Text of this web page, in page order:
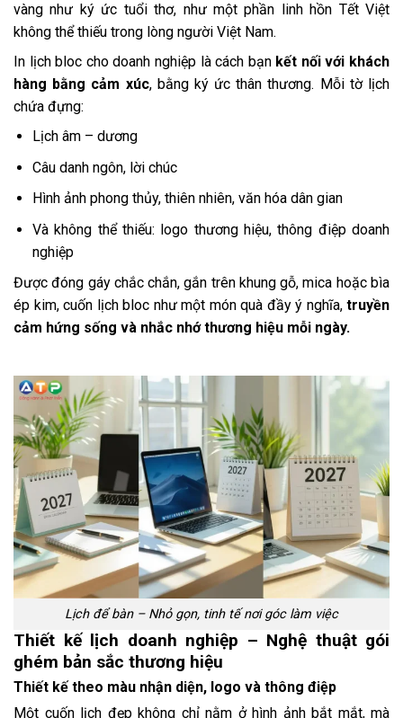
vàng như ký ức tuổi thơ, như một phần linh hồn Tết Việt
không thể thiếu trong lòng người Việt Nam.
In lịch bloc cho doanh nghiệp là cách bạn kết nối với khách
hàng bằng cảm xúc, bằng ký ức thân thương. Mỗi tờ lịch
chứa đựng:
Lịch âm – dương
Câu danh ngôn, lời chúc
Hình ảnh phong thủy, thiên nhiên, văn hóa dân gian
Và không thể thiếu: logo thương hiệu, thông điệp doanh
nghiệp
Được đóng gáy chắc chắn, gắn trên khung gỗ, mica hoặc bìa
ép kim, cuốn lịch bloc như một món quà đầy ý nghĩa, truyền
cảm hứng sống và nhắc nhớ thương hiệu mỗi ngày.
Lịch để bàn – Nhỏ gọn, tinh tế nơi góc làm việc
Thiết kế lịch doanh nghiệp – Nghệ thuật gói
ghém bản sắc thương hiệu
Thiết kế theo màu nhận diện, logo và thông điệp
Một cuốn lịch đẹp không chỉ nằm ở hình ảnh bắt mắt, mà